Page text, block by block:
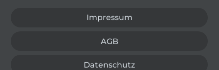
Impressum
AGB
Datenschutz